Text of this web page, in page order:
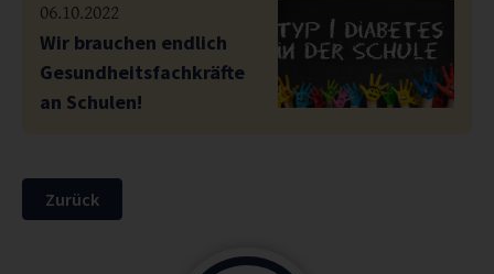
06.10.2022
Wir brauchen endlich
Gesundheitsfachkräfte
an Schulen!
Zurück